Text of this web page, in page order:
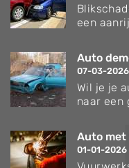
een
Auto
07-03-2026
Wil je je
naar een
Auto met
01-01-2026